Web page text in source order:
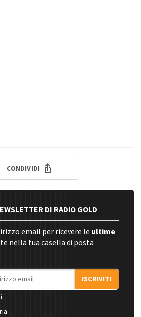
CONDIVIDI
DI RADIO GOLD
email per ricevere le ultime
nella tua casella di posta
ISCRIVITI